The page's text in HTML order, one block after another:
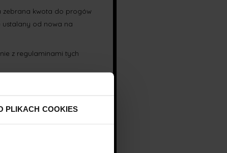
PLIKACH COOKIES
zebrana kwota do progów
ustalany od nowa na
z regulaminami tych